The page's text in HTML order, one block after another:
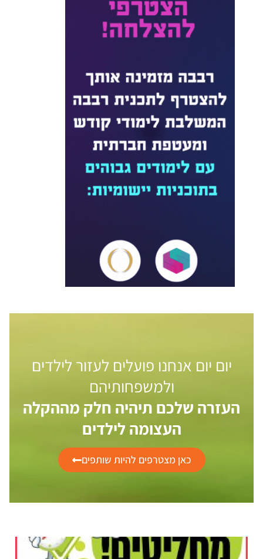
יום יום אנחנו פועלים לעזור לילדים
ולמשפחותיהם
העזרה שלכם תיהיה חלק מההקלה
העצומה לילדים
כאן מצטרפים להיות שותפים